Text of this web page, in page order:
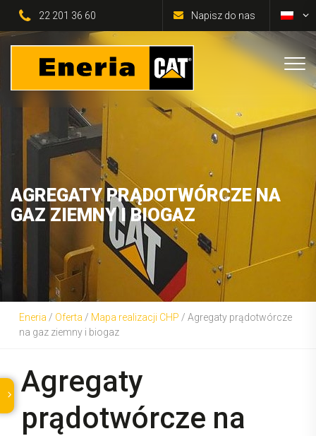
22 201 36 60 Napisz do nas
AGREGATY PRĄDOTWÓRCZE NA
GAZ ZIEMNY I BIOGAZ
Eneria / Oferta / Mapa realizacji CHP / Agregaty prądotwórcze
na gaz ziemny i biogaz
Agregaty
prądotwórcze na